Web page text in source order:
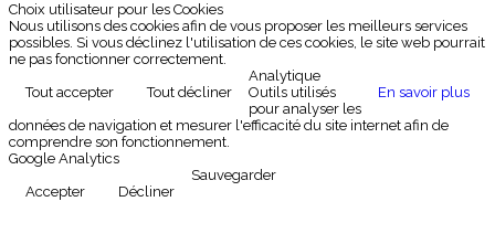
Choix utilisateur pour les Cookies
Nous utilisons des cookies afin de vous proposer les meilleurs services
possibles. Si vous déclinez l'utilisation de ces cookies, le site web pourrait
ne pas fonctionner correctement.
Tout accepter
Tout décliner En savoir plus
Analytique
Outils utilisés
pour analyser les
données de navigation et mesurer l'efficacité du site internet afin de
comprendre son fonctionnement.
Google Analytics
Accepter
Décliner
Sauvegarder